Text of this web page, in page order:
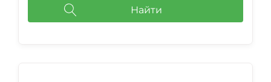
Найти